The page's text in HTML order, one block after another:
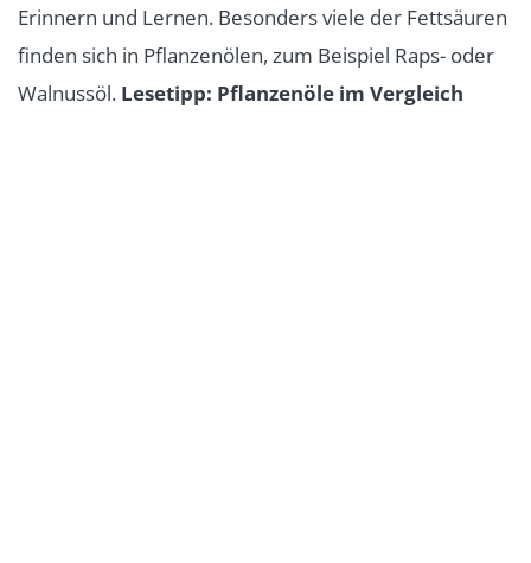
Erinnern und Lernen. Besonders viele der Fettsäuren
finden sich in Pflanzenölen, zum Beispiel Raps- oder
Walnussöl. Lesetipp: Pflanzenöle im Vergleich